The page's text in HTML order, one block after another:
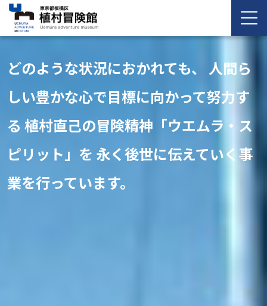
どのような状況におかれても、 人間ら
しい豊かな心で目標に向かって努力す
る 植村直己の冒険精神「ウエムラ・ス
ピリット」を 永く後世に伝えていく事
業を行っています。